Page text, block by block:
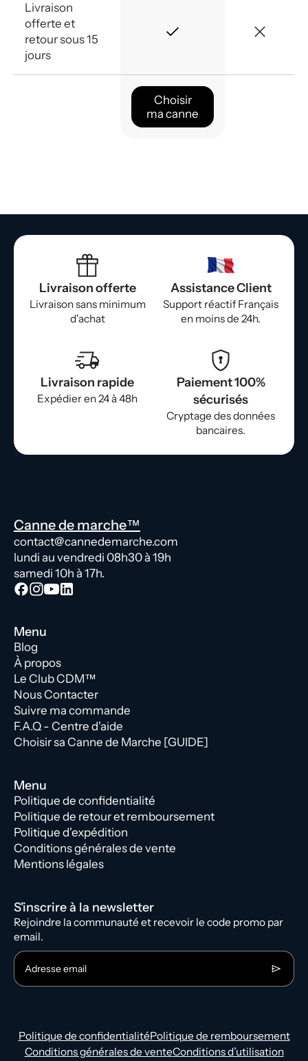
Livraison
offerte et
retour sous 15
jours
Choisir
ma canne
Livraison offerte
Livraison sans minimum
d'achat
Assistance Client
Support réactif Français
en moins de 24h.
Livraison rapide
Expédier en 24 à 48h
Paiement 100%
sécurisés
Cryptage des données
bancaires.
Canne de marche™
contact@cannedemarche.com
lundi au vendredi 08h30 à 19h
samedi 10h à 17h.
Menu
Blog
À propos
Le Club CDM™
Nous Contacter
Suivre ma commande
F.A.Q - Centre d'aide
Choisir sa Canne de Marche [GUIDE]
Menu
Politique de confidentialité
Politique de retour et remboursement
Politique d'expédition
Conditions générales de vente
Mentions légales
S'inscrire à la newsletter
Rejoindre la communauté et recevoir le code promo par
email.
Adresse email
Politique de confidentialitéPolitique de remboursement
Conditions générales de venteConditions d’utilisation